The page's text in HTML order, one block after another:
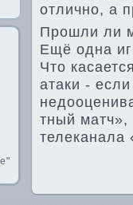
отлично, а
Прошли ли
Ещё одна
Что
атаки -
тный матч»,
телеканала